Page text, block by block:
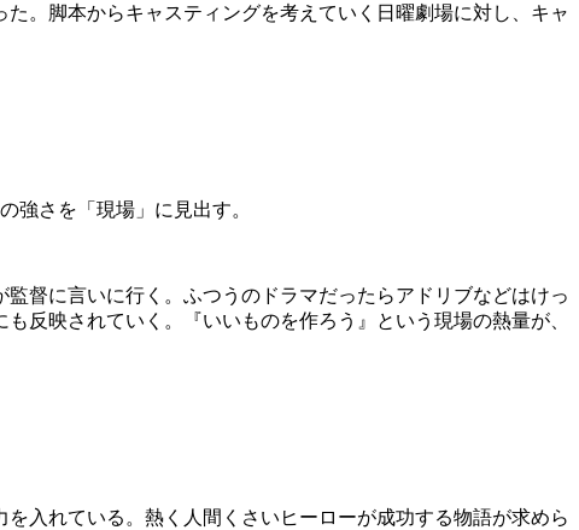
。脚本からキャスティングを考えていく日曜劇場に対し、キャ
強さを「現場」に見出す。
督に言いに行く。ふつうのドラマだったらアドリブなどはけっ
反映されていく。『いいものを作ろう』という現場の熱量が、
入れている。熱く人間くさいヒーローが成功する物語が求めら